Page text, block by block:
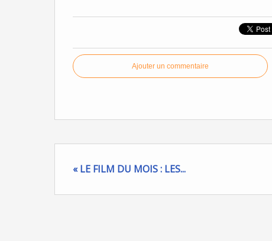
Ajouter un commentaire
« LE FILM DU MOIS : LES...